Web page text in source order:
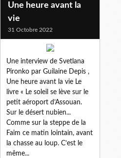
svetlana pironko
Une heure avant la
vie
31 Octobre 2022
Une interview de Svetlana
Pironko par Guilaine Depis ,
Une heure avant la vie Le
livre « Le soleil se lève sur le
petit aéroport d’Assouan.
Sur le désert nubien...
Comme sur la steppe de la
Faim ce matin lointain, avant
la chasse au loup. C’est le
même...